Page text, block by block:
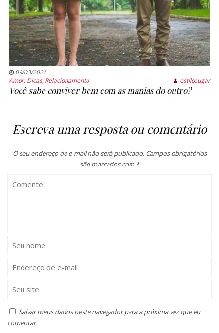
09/03/2021
Amor, Dicas, Relacionamento estilosugar
Você sabe conviver bem com as manias do outro?
Escreva uma resposta ou comentário
O seu endereço de e-mail não será publicado. Campos obrigatórios
são marcados com *
Salvar meus dados neste navegador para a próxima vez que eu
comentar.